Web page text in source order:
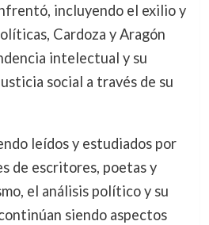
incluyendo el exilio y
Cardoza y Aragón
intelectual y su
social a través de su
leídos y estudiados por
de escritores, poetas y
el análisis político y su
siendo aspectos